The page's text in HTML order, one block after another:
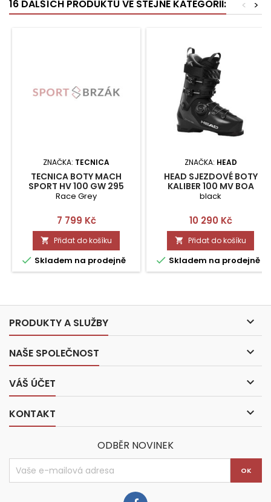
16 DALŠÍCH PRODUKTŮ VE STEJNÉ KATEGORII: >
<
ZNAČKA: TECNICA
TECNICA BOTY MACH
SPORT HV 100 GW 295
Race Grey
Cena
7 799 Kč
 Přidat do košíku
 Skladem na prodejně
ZNAČKA: HEAD
HEAD SJEZDOVÉ BOTY
KALIBER 100 MV BOA
26/26.5
black
Cena
10 290 Kč
 Přidat do košíku
 Skladem na prodejně
PRODUKTY A SLUŽBY 
NAŠE SPOLEČNOST 
VÁŠ ÚČET 
KONTAKT 
ODBĚR NOVINEK